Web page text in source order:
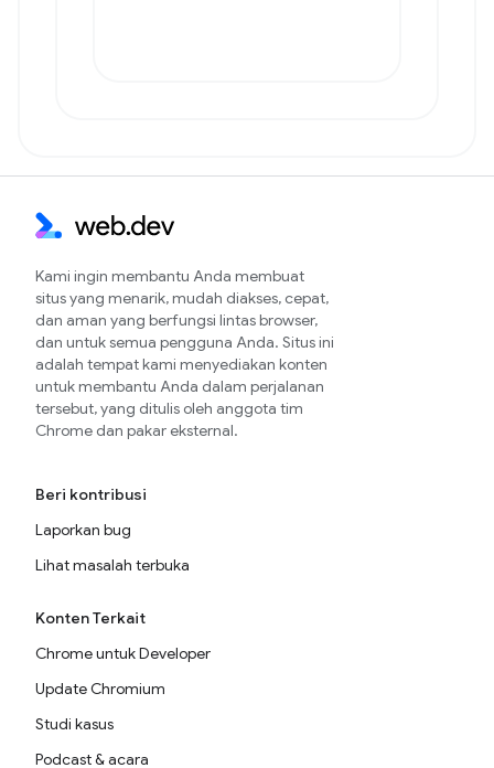
Kami ingin membantu Anda membuat
situs yang menarik, mudah diakses, cepat,
dan aman yang berfungsi lintas browser,
dan untuk semua pengguna Anda. Situs ini
adalah tempat kami menyediakan konten
untuk membantu Anda dalam perjalanan
tersebut, yang ditulis oleh anggota tim
Chrome dan pakar eksternal.
Beri kontribusi
Laporkan bug
Lihat masalah terbuka
Konten Terkait
Chrome untuk Developer
Update Chromium
Studi kasus
Podcast & acara